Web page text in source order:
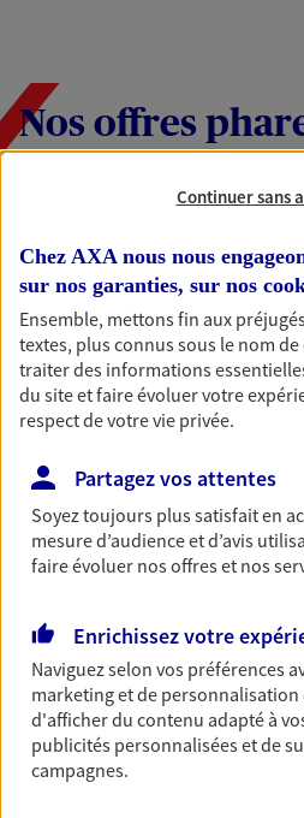
Nos offres
Réalisez vos projets grâce à
immobilier, études des
du monde… Épargnez à
simplement, selon votre
Découvrir les offres Épargne
Préparez sereinement ce
votre vie avec les conseils
notre solution PER (Plan
spécialement conçue pour la
Découvrir l'offre Retraite
Prévoyance
Pour un avenir serein,
contrat prévoyance.
d'accident ou de maladie en
Continuer sans
Chez AXA nous nous
sur nos garanties, sur nos
Ensemble, mettons fin aux
textes, plus connus sous le nom de
traiter des informations
du site et faire évoluer votre
respect de votre vie privée.
Partagez vos attentes
Soyez toujours plus satisfait en
mesure d’audience et d’avis
faire évoluer nos offres et nos
Enrichissez votre
Naviguez selon vos préférences
marketing et de
d'afficher du contenu adapté à
publicités personnalisées et de
campagnes.